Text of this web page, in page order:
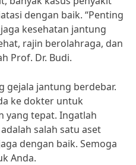
dengan baik. “Penting
kesehatan jantung
rajin berolahraga, dan
Prof. Dr. Budi.
gejala jantung berdebar.
ke dokter untuk
yang tepat. Ingatlah
salah satu aset
dengan baik. Semoga
Anda.